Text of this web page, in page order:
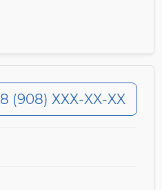
8 (908) ХХХ-XX-XX